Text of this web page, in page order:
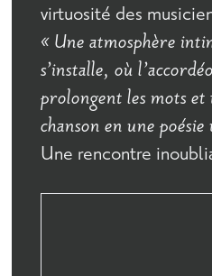
virtuosité des
« Une atmosphère
s’installe, où
prolongent les mots
chanson en une
Une rencontre